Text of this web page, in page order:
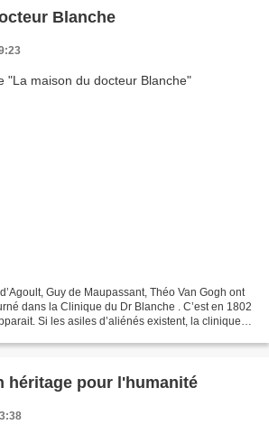
Blanche
Guy de Maupassant, Théo Van Gogh ont
dans la Clinique du Dr Blanche . C’est en 1802
Si les asiles d’aliénés existent, la clinique
héritage pour l'humanité